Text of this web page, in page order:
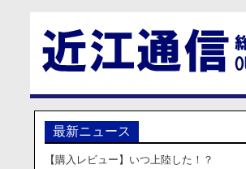
最新ニュース
【購入レビュー】いつ上陸した！？